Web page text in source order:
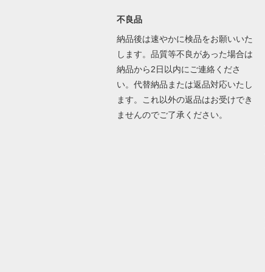
不良品
納品後は速やかに検品をお願いいた
します。品質等不良があった場合は
納品から2日以内にご連絡くださ
い。代替納品または返品対応いたし
ます。これ以外の返品はお受けでき
ませんのでご了承ください。